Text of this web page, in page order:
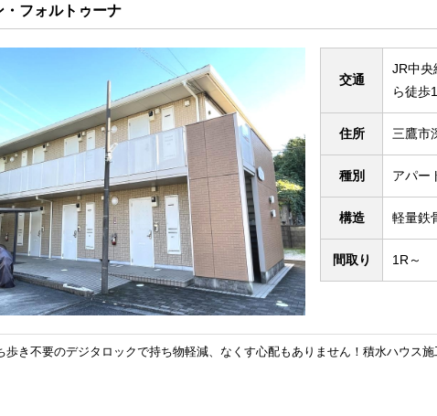
・フォルトゥーナ
交通
JR中
ら徒歩
住所 三鷹市
種別 アパー
構造 軽量鉄
間取り 1R～
歩き不要のデジタロックで持ち物軽減、なくす心配もありません！積水ハウス施